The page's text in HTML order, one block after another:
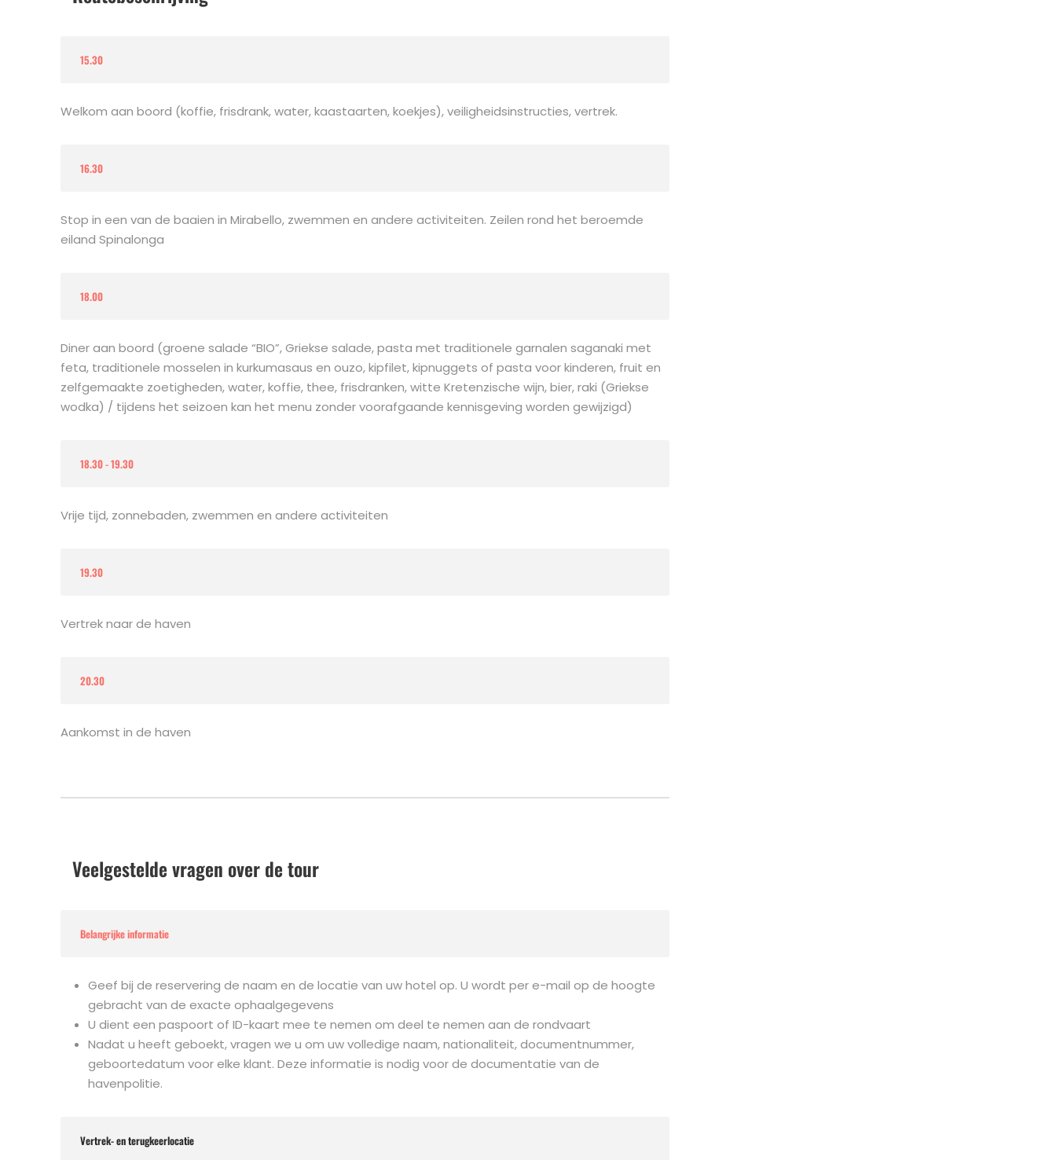
15.30
Welkom aan boord (koffie, frisdrank, water, kaastaarten, koekjes), veiligheidsinstructies, vertrek.
16.30
Stop in een van de baaien in Mirabello, zwemmen en andere activiteiten. Zeilen rond het beroemde
eiland Spinalonga
18.00
Diner aan boord (groene salade “BIO”, Griekse salade, pasta met traditionele garnalen saganaki met
feta, traditionele mosselen in kurkumasaus en ouzo, kipfilet, kipnuggets of pasta voor kinderen, fruit en
zelfgemaakte zoetigheden, water, koffie, thee, frisdranken, witte Kretenzische wijn, bier, raki (Griekse
wodka) / tijdens het seizoen kan het menu zonder voorafgaande kennisgeving worden gewijzigd)
18.30 - 19.30
Vrije tijd, zonnebaden, zwemmen en andere activiteiten
19.30
Vertrek naar de haven
20.30
Aankomst in de haven
Veelgestelde vragen over de tour
Belangrijke informatie
Geef bij de reservering de naam en de locatie van uw hotel op. U wordt per e-mail op de hoogte
gebracht van de exacte ophaalgegevens
U dient een paspoort of ID-kaart mee te nemen om deel te nemen aan de rondvaart
Nadat u heeft geboekt, vragen we u om uw volledige naam, nationaliteit, documentnummer,
geboortedatum voor elke klant. Deze informatie is nodig voor de documentatie van de
havenpolitie.
Vertrek- en terugkeerlocatie